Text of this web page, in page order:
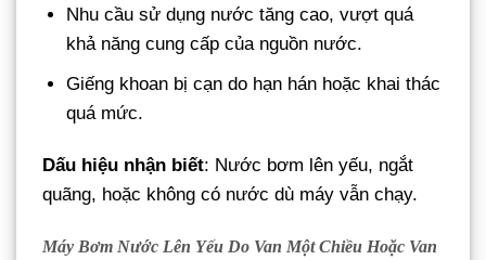
Nhu cầu sử dụng nước tăng cao, vượt quá
khả năng cung cấp của nguồn nước.
Giếng khoan bị cạn do hạn hán hoặc khai thác
quá mức.
Dấu hiệu nhận biết: Nước bơm lên yếu, ngắt
quãng, hoặc không có nước dù máy vẫn chạy.
Máy Bơm Nước Lên Yếu Do Van Một Chiều Hoặc Van